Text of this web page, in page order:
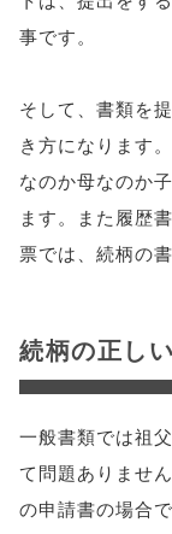
事です。
そして、書類を
き方になります
なのか母なのか
ます。また履歴
票では、続柄の
続柄の正し
一般書類では祖
て問題ありませ
の申請書の場合